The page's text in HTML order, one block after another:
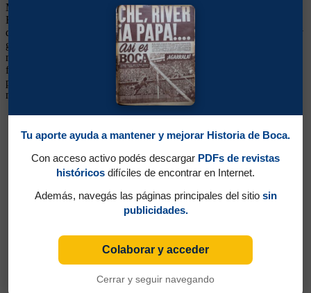
Marcador de Punta Derecho. Ganó 3 títulos (Supercopa 1989,
Recopa 1990 y Master 1992). Surgido de las Inferiores. Jugaba por
derecha, de volante, pero más que nada como lateral. De dinámica y
garra, arrancó su carrera en Primera de la mano de Faraone. Su
mejor momento fue durante la Supercopa 1989, sobre todo en la
final, marcándolo muy bien a Alfaro Moreno. Siempre estuvo
preparado para jugar, si no era titular, era un reemplazo que
mantenía regularidad. En 1992 siguió su carrera en Banfield.
Tu aporte ayuda a mantener y mejorar Historia de Boca.
Con acceso activo podés descargar PDFs de revistas
históricos difíciles de encontrar en Internet.
Además, navegás las páginas principales del sitio sin
publicidades.
Colaborar y acceder
Cerrar y seguir navegando